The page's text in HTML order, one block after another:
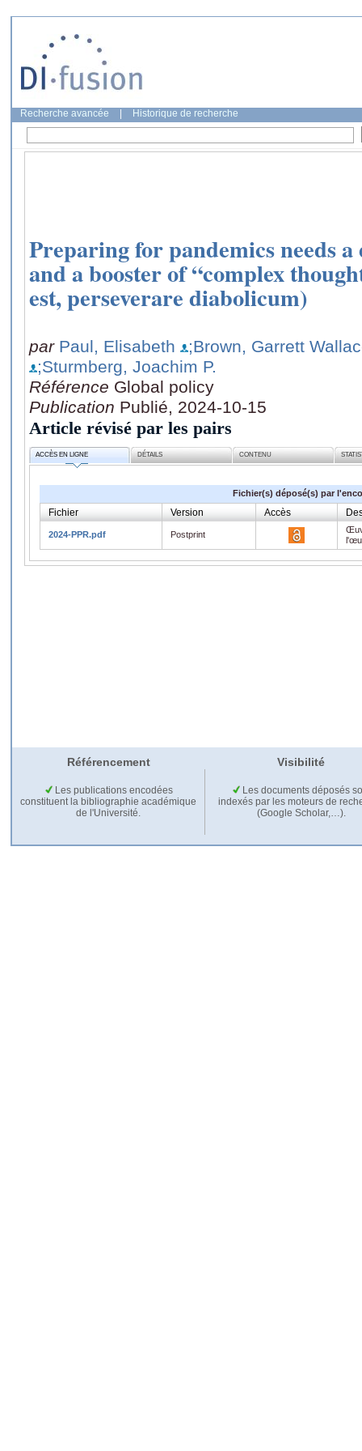
Recherche avancée Historique de recherche
Preparing for pandemics needs
and a booster of “complex
est, perseverare diabolicum)
par Paul, Elisabeth
;Brown, Garrett
;Sturmberg, Joachim P.
Référence Global policy
Publication Publié, 2024-10-15
Article révisé par les pairs
ACCÈS EN LIGNE DÉTAILS CONTENU
Fichier(s) déposé(s) par
Fichier Version Accès
2024-PPR.pdf Postprint
Référencement Visibilité
Les publications encodées
constituent la bibliographie académique
de l'Université.
Les documents déposés
indexés par les moteurs de
(Google Scholar,…).